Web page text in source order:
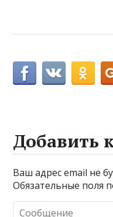
Добавить
Ваш адрес email не
Обязательные поля